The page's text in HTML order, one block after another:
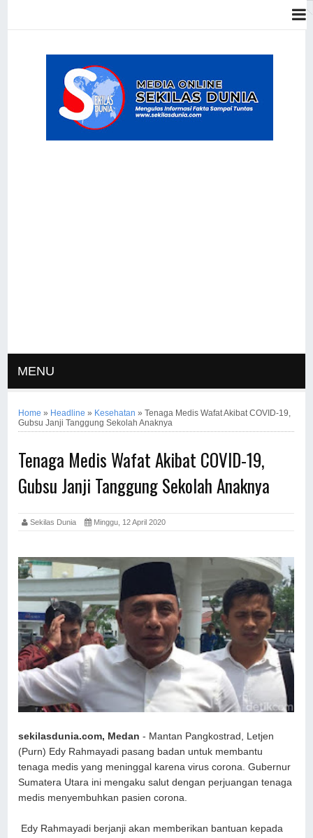
MENU
Home » Headline » Kesehatan »Tenaga Medis Wafat Akibat COVID-19,
Gubsu Janji Tanggung Sekolah Anaknya
Tenaga Medis Wafat Akibat COVID-19,
Gubsu Janji Tanggung Sekolah Anaknya
Sekilas Dunia Minggu, 12 April 2020
sekilasdunia.com, Medan - Mantan Pangkostrad, Letjen
(Purn) Edy Rahmayadi pasang badan untuk membantu
tenaga medis yang meninggal karena virus corona. Gubernur
Sumatera Utara ini mengaku salut dengan perjuangan tenaga
medis menyembuhkan pasien corona.
Edy Rahmayadi berjanji akan memberikan bantuan kepada